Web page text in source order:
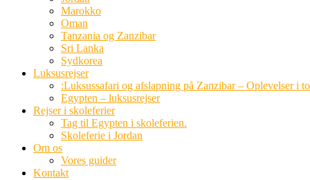
Marokko
Oman
Tanzania og Zanzibar
Sri Lanka
Sydkorea
Luksusrejser
:Luksussafari og afslapning på Zanzibar – Oplevelser i
Egypten – luksusrejser
Rejser i skoleferier
Tag til Egypten i skoleferien.
Skoleferie i Jordan
Om os
Vores guider
Kontakt